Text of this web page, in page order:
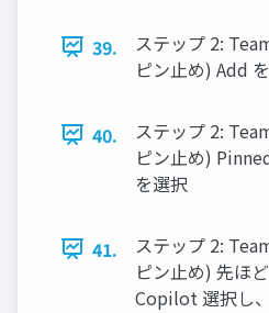
39.
ステップ 2:
ピン止め) Add
40.
ステップ 2:
ピン止め)
を選択
41.
ステップ 2:
ピン止め) 先ほ
Copilot 選択し